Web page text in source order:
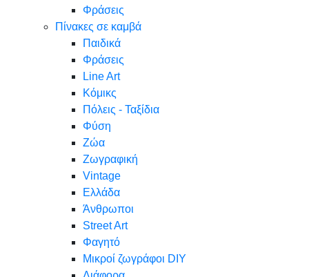
Φράσεις
Πίνακες σε καμβά
Παιδικά
Φράσεις
Line Art
Κόμικς
Πόλεις - Ταξίδια
Φύση
Ζώα
Ζωγραφική
Vintage
Ελλάδα
Άνθρωποι
Street Art
Φαγητό
Μικροί ζωγράφοι DIY